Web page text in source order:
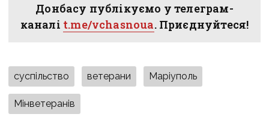
Донбасу публікуємо у телеграм-
каналі t.me/vchasnoua. Приєднуйтеся!
суспільство ветерани Маріуполь
Мінветеранів